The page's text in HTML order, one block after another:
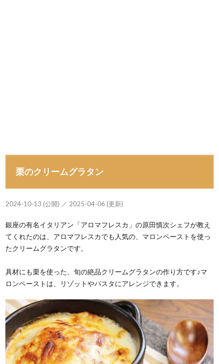
栗のクリームグラタン
2024-10-13 (公開) ／ 2025-04-06 (更新)
銀座の有名イタリアン「アロマフレスカ」の原田慎次シェフが教え
てくれたのは、アロマフレスカでも人気の、マロンペーストを使っ
たクリームグラタンです。
具材にも栗を使った、旬の絶品クリームグラタンの作り方です♪マ
ロンペーストは、リゾットやパスタにアレンジできます。